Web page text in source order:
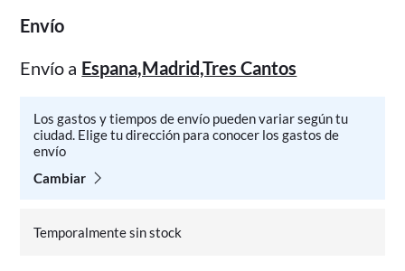
Envío
Envío a Espana,Madrid,Tres Cantos
Los gastos y tiempos de envío pueden variar según tu
ciudad. Elige tu dirección para conocer los gastos de
envío
Cambiar
Temporalmente sin stock